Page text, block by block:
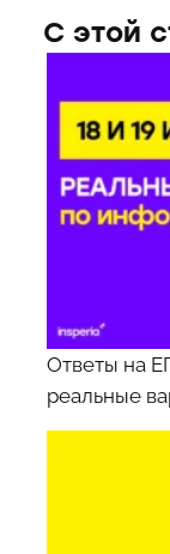
С этой
Ответы на
реальные